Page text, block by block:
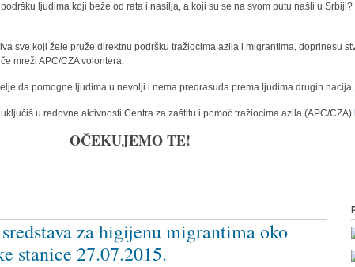
ljudima koji beže od rata i nasilja, a koji su se na svom putu našli u
sve koji žele pruže direktnu podršku tražiocima azila i migrantima, doprinesu
mreži APC/CZA volontera.
da pomogne ljudima u nevolji i nema predrasuda prema ljudima drugih
u redovne aktivnosti Centra za zaštitu i pomoć tražiocima azila (APC/CZA)
OČEKUJEMO TE!
za higijenu migrantima oko
stanice 27.07.2015.